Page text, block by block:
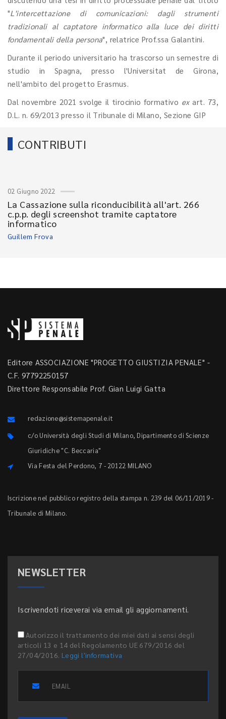
"L'intercettazione di comunicazioni: dagli strumenti
tradizionali al captatore informatico alla luce dei diritti
fondamentali della persona", relatrice Prof.ssa Galantini.
Durante il periodo universitario ha trascorso un semestre di
studio in Spagna, presso l'Universitat de Girona,
nell'ambito del progetto Erasmus.
Dal novembre 2021 svolge il tirocinio formativo exart. 73,
D.L. n. 69/2013 presso il Tribunale di Milano, Sezione GIP
CONTRIBUTI
02 Giugno 2022
La Cassazione sulla riconducibilità all'art. 266
c.p.p. degli screenshot tramite captatore
informatico
Guillem Frova
Editore ASSOCIAZIONE "PROGETTO GIUSTIZIA PENALE" -
C.F. 97792250157
Direttore Responsabile Prof. Gian Luigi Gatta
redazione@sistemapenale.it
c/o Università degli Studi di Milano, Dipartimento di Scienze
Giuridiche "C. Beccaria"
Via Festa del Perdono, 7 - 20122 MILANO
Iscrizione nel pubblico registro della stampa n. 239 del 06/11/2019 -
Tribunale di Milano.
NEWSLETTER
Iscrivendoti riceverai via email gli aggiornamenti.
Autorizzo il trattamento dei miei dati ai sensi degli
articoli 13 e 14 del Regolamento UE 679/2016 del
27/04/2016. Leggi l'informativa